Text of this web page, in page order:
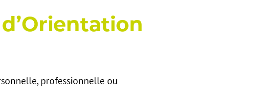
professionnelle ou